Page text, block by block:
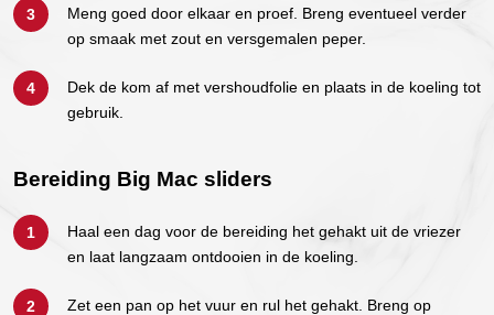
Meng goed door elkaar en proef. Breng eventueel verder
op smaak met zout en versgemalen peper.
Dek de kom af met vershoudfolie en plaats in de koeling tot
gebruik.
Bereiding Big Mac sliders
Haal een dag voor de bereiding het gehakt uit de vriezer
en laat langzaam ontdooien in de koeling.
Zet een pan op het vuur en rul het gehakt. Breng op